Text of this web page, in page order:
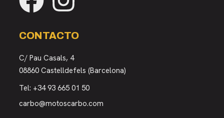
CONTACTO
C/ Pau Casals, 4
08860 Castelldefels (Barcelona)
Tel: +34 93 665 01 50
carbo@motoscarbo.com